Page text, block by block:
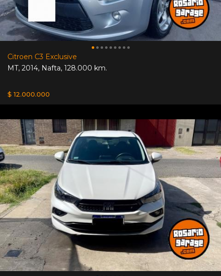
Citroen C3 Exclusive
MT, 2014, Nafta, 128.000 km.
$ 12.000.000